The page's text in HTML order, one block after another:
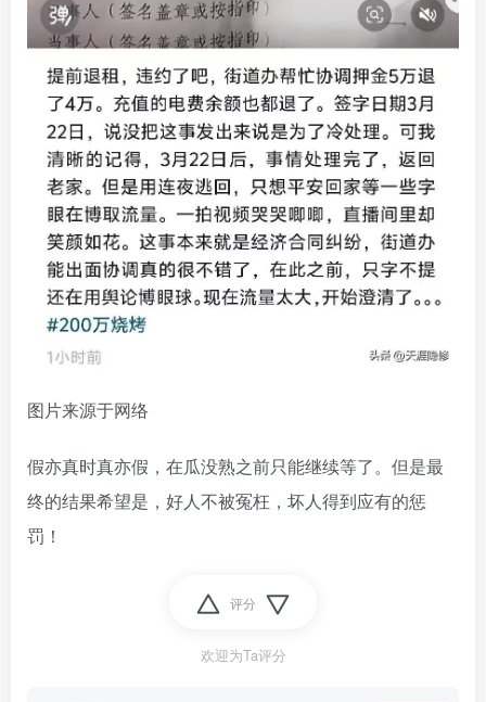
图片来源于网络
假亦真时真亦假，在瓜没熟之前只能继续等了。但是最
终的结果希望是，好人不被冤枉，坏人得到应有的惩
罚！
评分
欢迎为Ta评分